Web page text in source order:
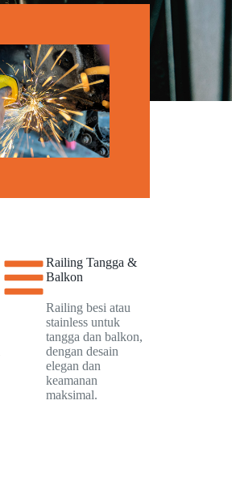
Railing Tangga &
Balkon
Railing besi atau
stainless untuk
tangga dan balkon,
dengan desain
elegan dan
keamanan
maksimal.